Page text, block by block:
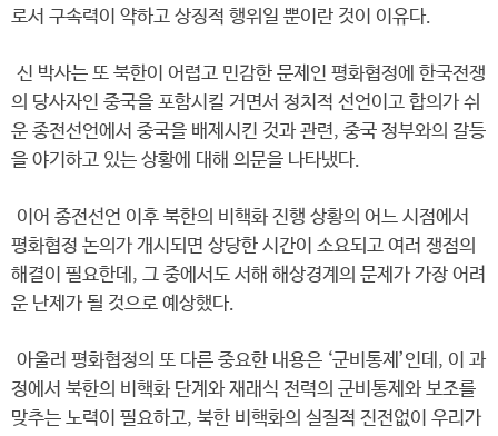
로서 구속력이 약하고 상징적 행위일 뿐이란 것이 이유다.
신 박사는 또 북한이 어렵고 민감한 문제인 평화협정에 한국전쟁
의 당사자인 중국을 포함시킬 거면서 정치적 선언이고 합의가 쉬
운 종전선언에서 중국을 배제시킨 것과 관련, 중국 정부와의 갈등
을 야기하고 있는 상황에 대해 의문을 나타냈다.
이어 종전선언 이후 북한의 비핵화 진행 상황의 어느 시점에서
평화협정 논의가 개시되면 상당한 시간이 소요되고 여러 쟁점의
해결이 필요한데, 그 중에서도 서해 해상경계의 문제가 가장 어려
운 난제가 될 것으로 예상했다.
아울러 평화협정의 또 다른 중요한 내용은 ‘군비통제’인데, 이 과
정에서 북한의 비핵화 단계와 재래식 전력의 군비통제와 보조를
맞추는 노력이 필요하고, 북한 비핵화의 실질적 진전없이 우리가